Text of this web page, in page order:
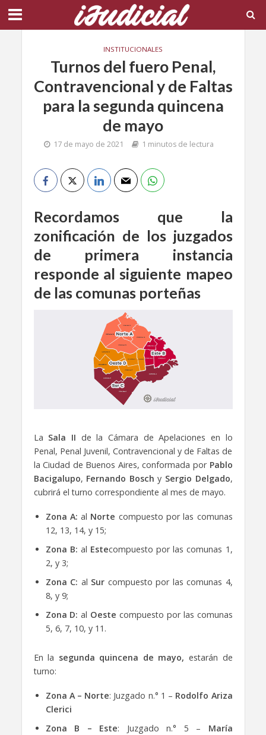
INSTITUCIONALES
Turnos del fuero Penal,
Contravencional y de Faltas
para la segunda quincena
de mayo
17 de mayo de 2021 1 minutos de lectura
Recordamos que la
zonificación de los juzgados
de primera instancia
responde al siguiente mapeo
de las comunas porteñas
La Sala II de la Cámara de Apelaciones en lo
Penal, Penal Juvenil, Contravencional y de Faltas de
la Ciudad de Buenos Aires, conformada por Pablo
Bacigalupo, Fernando Bosch y Sergio Delgado,
cubrirá el turno correspondiente al mes de mayo.
Zona A:al Norte compuesto por las comunas
12, 13, 14, y 15;
Zona B: al Estecompuesto por las comunas 1,
2, y 3;
Zona C: al Sur compuesto por las comunas 4,
8, y 9;
Zona D:al Oeste compuesto por las comunas
5, 6, 7, 10, y 11.
En la segunda quincena de mayo, estarán de
turno:
Zona A – Norte: Juzgado n.° 1 – Rodolfo Ariza
Clerici
Zona B – Este: Juzgado n.° 5 – María